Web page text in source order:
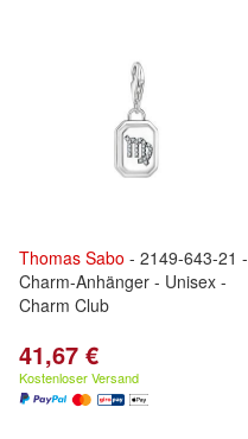
Thomas Sabo - 2149-643-21 -
Charm-Anhänger - Unisex -
Charm Club
41,67 €
Kostenloser Versand